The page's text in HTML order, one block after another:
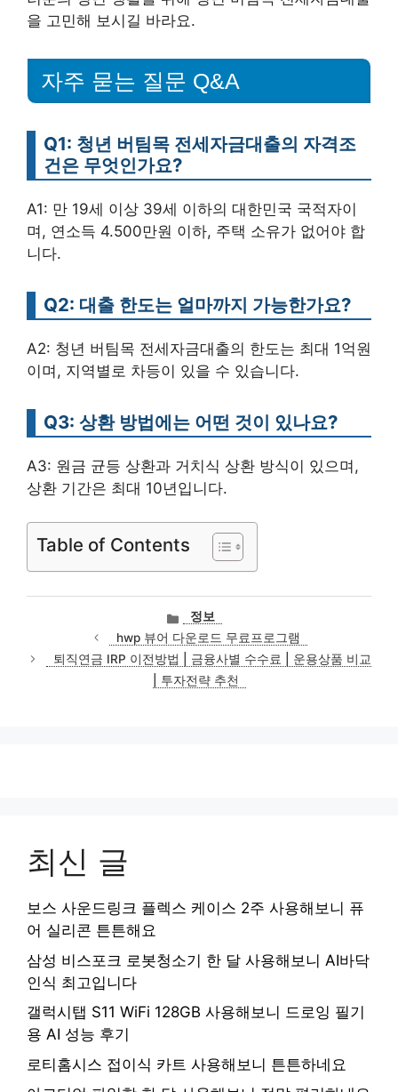
을 고민해 보시길 바라요.
자주 묻는 질문 Q&A
Q1: 청년 버팀목 전세자금대출의 자격조
건은 무엇인가요?
A1: 만 19세 이상 39세 이하의 대한민국 국적자이
며, 연소득 4.500만원 이하, 주택 소유가 없어야 합
니다.
Q2: 대출 한도는 얼마까지 가능한가요?
A2: 청년 버팀목 전세자금대출의 한도는 최대 1억원
이며, 지역별로 차등이 있을 수 있습니다.
Q3: 상환 방법에는 어떤 것이 있나요?
A3: 원금 균등 상환과 거치식 상환 방식이 있으며,
상환 기간은 최대 10년입니다.
Table of Contents
카
테
고
리
정보
hwp 뷰어 다운로드 무료프로그램
퇴직연금 IRP 이전방법 | 금융사별 수수료 | 운용상품 비교
| 투자전략 추천
최신 글
보스 사운드링크 플렉스 케이스 2주 사용해보니 퓨
어 실리콘 튼튼해요
삼성 비스포크 로봇청소기 한 달 사용해보니 AI바닥
인식 최고입니다
갤럭시탭 S11 WiFi 128GB 사용해보니 드로잉 필기
용 AI 성능 후기
로티홈시스 접이식 카트 사용해보니 튼튼하네요